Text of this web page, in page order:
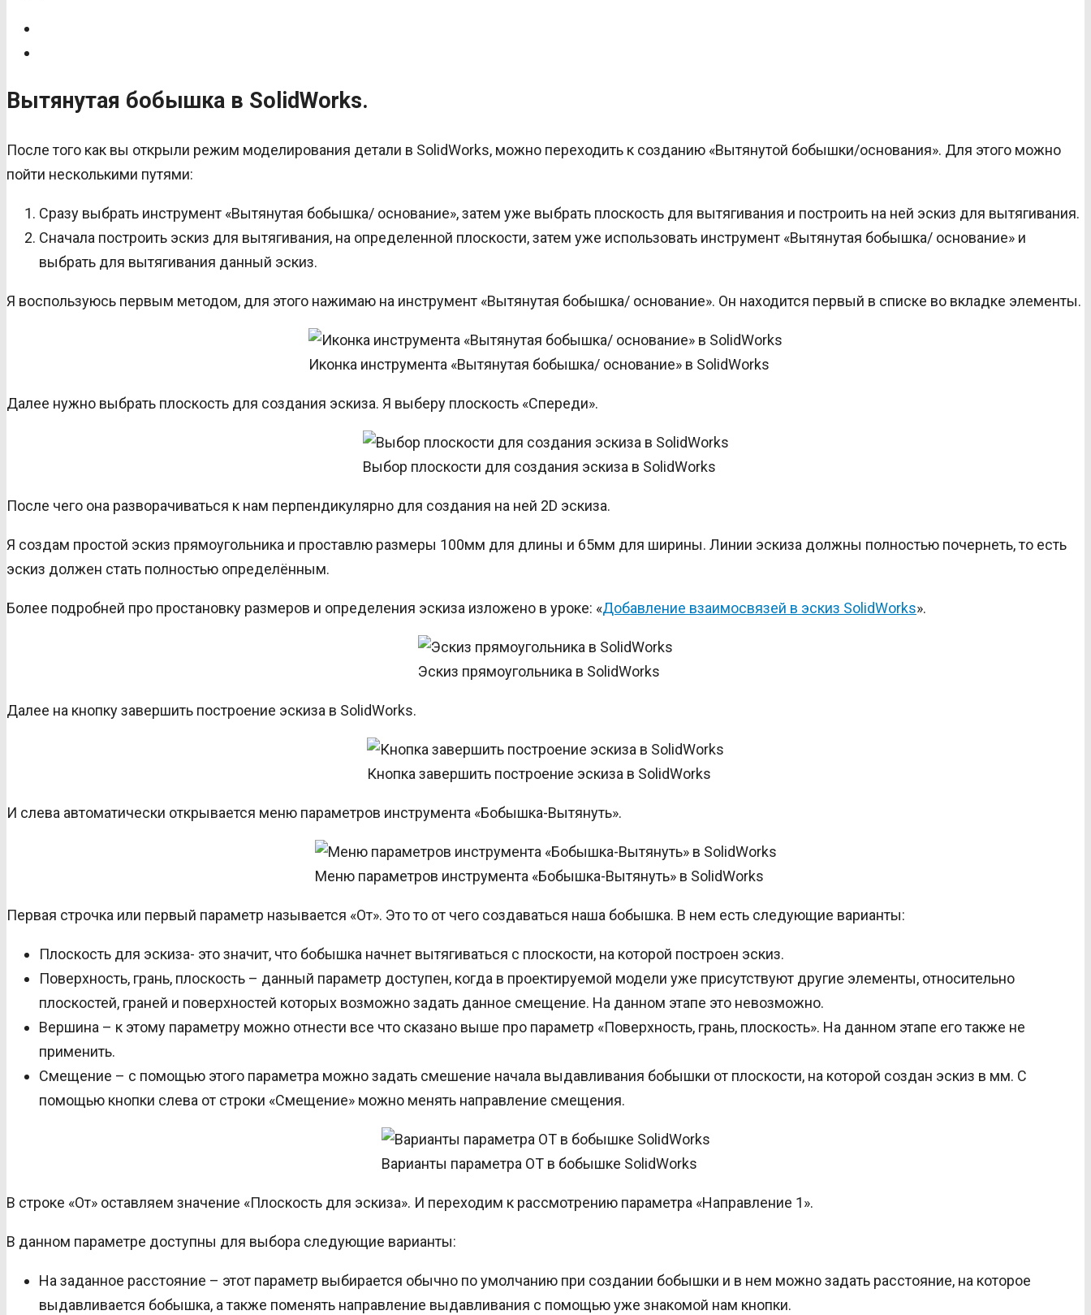
Вытянутая бобышка в SolidWorks.
После того как вы открыли режим моделирования детали в SolidWorks, можно переходить к созданию «Вытянутой бобышки/основания». Для этого можно
пойти несколькими путями:
Сразу выбрать инструмент «Вытянутая бобышка/ основание», затем уже выбрать плоскость для вытягивания и построить на ней эскиз для вытягивания.
Сначала построить эскиз для вытягивания, на определенной плоскости, затем уже использовать инструмент «Вытянутая бобышка/ основание» и
выбрать для вытягивания данный эскиз.
Я воспользуюсь первым методом, для этого нажимаю на инструмент «Вытянутая бобышка/ основание». Он находится первый в списке во вкладке элементы.
Иконка инструмента «Вытянутая бобышка/ основание» в SolidWorks
Далее нужно выбрать плоскость для создания эскиза. Я выберу плоскость «Спереди».
Выбор плоскости для создания эскиза в SolidWorks
После чего она разворачиваться к нам перпендикулярно для создания на ней 2D эскиза.
Я создам простой эскиз прямоугольника и проставлю размеры 100мм для длины и 65мм для ширины. Линии эскиза должны полностью почернеть, то есть
эскиз должен стать полностью определённым.
Более подробней про простановку размеров и определения эскиза изложено в уроке: «Добавление взаимосвязей в эскиз SolidWorks».
Эскиз прямоугольника в SolidWorks
Далее на кнопку завершить построение эскиза в SolidWorks.
Кнопка завершить построение эскиза в SolidWorks
И слева автоматически открывается меню параметров инструмента «Бобышка-Вытянуть».
Меню параметров инструмента «Бобышка-Вытянуть» в SolidWorks
Первая строчка или первый параметр называется «От». Это то от чего создаваться наша бобышка. В нем есть следующие варианты:
Плоскость для эскиза- это значит, что бобышка начнет вытягиваться с плоскости, на которой построен эскиз.
Поверхность, грань, плоскость – данный параметр доступен, когда в проектируемой модели уже присутствуют другие элементы, относительно
плоскостей, граней и поверхностей которых возможно задать данное смещение. На данном этапе это невозможно.
Вершина – к этому параметру можно отнести все что сказано выше про параметр «Поверхность, грань, плоскость». На данном этапе его также не
применить.
Смещение – с помощью этого параметра можно задать смешение начала выдавливания бобышки от плоскости, на которой создан эскиз в мм. С
помощью кнопки слева от строки «Смещение» можно менять направление смещения.
Варианты параметра ОТ в бобышке SolidWorks
В строке «От» оставляем значение «Плоскость для эскиза». И переходим к рассмотрению параметра «Направление 1».
В данном параметре доступны для выбора следующие варианты:
На заданное расстояние – этот параметр выбирается обычно по умолчанию при создании бобышки и в нем можно задать расстояние, на которое
выдавливается бобышка, а также поменять направление выдавливания с помощью уже знакомой нам кнопки.